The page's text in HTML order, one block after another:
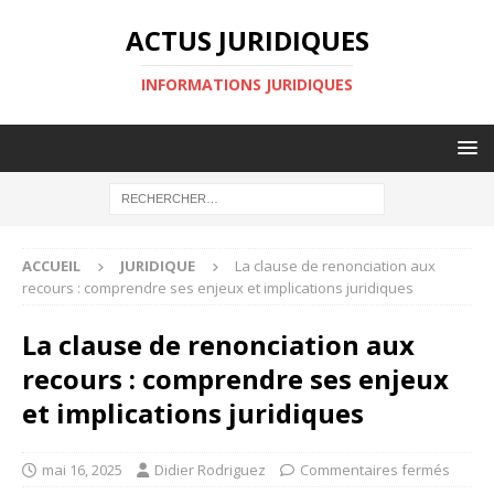
ACTUS JURIDIQUES
INFORMATIONS JURIDIQUES
ACCUEIL JURIDIQUE
La clause de renonciation aux
recours : comprendre ses enjeux et implications juridiques
La clause de renonciation aux
recours : comprendre ses enjeux
et implications juridiques
mai 16, 2025 Didier Rodriguez Commentaires fermés